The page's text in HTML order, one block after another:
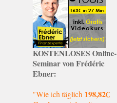
KOSTENLOSES Online-
Seminar von Frédéric
Ebner:
"Wie ich täglich 198,82€